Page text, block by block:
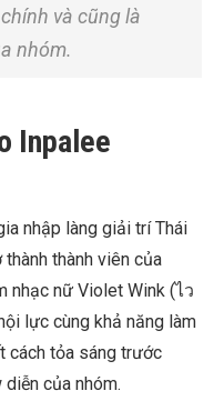
và cũng là
nhóm.
Inpalee
nhập làng giải trí Thái
thành viên của
nhạc nữ Violet Wink (ไว
lực cùng khả năng làm
cách tỏa sáng trước
của nhóm.